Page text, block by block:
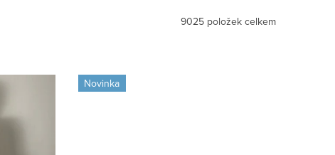
9025 položek celkem
Novinka